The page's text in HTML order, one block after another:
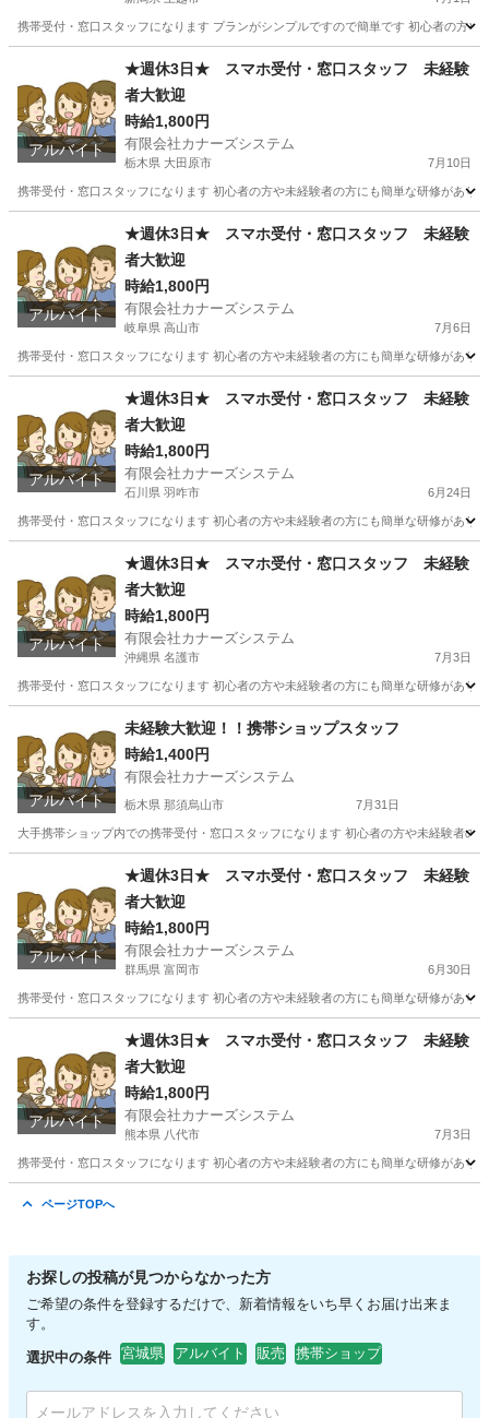
携帯受付・窓口スタッフになります プランがシンプルですので簡単です 初心者の方
携帯ショップ スタッフ
アルバイト
★週休3日★ スマホ受付・窓口スタッフ 未経験
者大歓迎
時給1,800円
有限会社カナーズシステム
栃木県 大田原市 7月10日
携帯受付・窓口スタッフになります 初心者の方や未経験者の方にも簡単な研修があ
携帯ショップ スタッフ
アルバイト
★週休3日★ スマホ受付・窓口スタッフ 未経験
者大歓迎
時給1,800円
有限会社カナーズシステム
岐阜県 高山市 7月6日
携帯受付・窓口スタッフになります 初心者の方や未経験者の方にも簡単な研修があ
携帯ショップ スタッフ
アルバイト
★週休3日★ スマホ受付・窓口スタッフ 未経験
者大歓迎
時給1,800円
有限会社カナーズシステム
石川県 羽咋市 6月24日
携帯受付・窓口スタッフになります 初心者の方や未経験者の方にも簡単な研修があ
携帯ショップ スタッフ
アルバイト
★週休3日★ スマホ受付・窓口スタッフ 未経験
者大歓迎
時給1,800円
有限会社カナーズシステム
沖縄県 名護市 7月3日
携帯受付・窓口スタッフになります 初心者の方や未経験者の方にも簡単な研修があ
携帯ショップ スタッフ
アルバイト
未経験大歓迎！！携帯ショップスタッフ
時給1,400円
有限会社カナーズシステム
栃木県 那須烏山市 7月31日
大手携帯ショップ内での携帯受付・窓口スタッフになります 初心者の方や未経験者
那須烏山市 携帯ショップ スタッフ
アルバイト
★週休3日★ スマホ受付・窓口スタッフ 未経験
者大歓迎
時給1,800円
有限会社カナーズシステム
群馬県 富岡市 6月30日
携帯受付・窓口スタッフになります 初心者の方や未経験者の方にも簡単な研修があ
携帯ショップ スタッフ
アルバイト
★週休3日★ スマホ受付・窓口スタッフ 未経験
者大歓迎
時給1,800円
有限会社カナーズシステム
熊本県 八代市 7月3日
携帯受付・窓口スタッフになります 初心者の方や未経験者の方にも簡単な研修があ
ページTOPへ
お探しの投稿が見つからなかった方
ご希望の条件を登録するだけで、新着情報をいち早くお届け出来ま
す。
選択中の条件 宮城県 アルバイト 販売 携帯ショップ